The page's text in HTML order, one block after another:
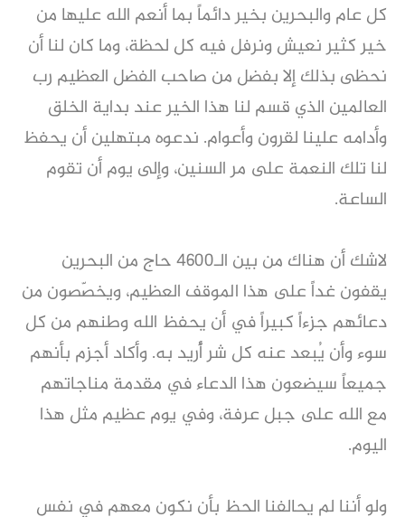
كل عام والبحرين بخير دائماً بما أنعم الله عليها من
خير كثير نعيش ونرفل فيه كل لحظة، وما كان لنا أن
نحظى بذلك إلا بفضل من صاحب الفضل العظيم رب
العالمين الذي قسم لنا هذا الخير عند بداية الخلق
وأدامه علينا لقرون وأعوام. ندعوه مبتهلين أن يحفظ
لنا تلك النعمة على مر السنين، وإلى يوم أن تقوم
الساعة.
لاشك أن هناك من بين الـ4600 حاج من البحرين
يقفون غداً على هذا الموقف العظيم، ويخصّصون من
دعائهم جزءاً كبيراً في أن يحفظ الله وطنهم من كل
سوء وأن يُبعد عنه كل شر أُريد به. وأكاد أجزم بأنهم
جميعاً سيضعون هذا الدعاء في مقدمة مناجاتهم
مع الله على جبل عرفة، وفي يوم عظيم مثل هذا
اليوم.
ولو أننا لم يحالفنا الحظ بأن نكون معهم في نفس